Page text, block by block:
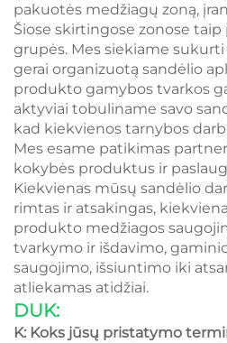
pakuotės medžiagų zoną,
Šiose skirtingose zonose
grupės. Mes siekiame
gerai organizuotą sandėlio
produkto gamybos tvarkos
aktyviai tobuliname savo
kad kiekvienos tarnybos
Mes esame patikimas
kokybės produktus ir
Kiekvienas mūsų sandėlio
rimtas ir atsakingas,
produkto medžiagos
tvarkymo ir išdavimo,
saugojimo, išsiuntimo iki
atliekamas atidžiai.
DUK:
K: Koks jūsų pristatymo